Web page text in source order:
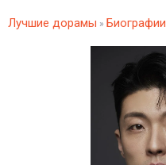
Лучшие дорамы » Биографии